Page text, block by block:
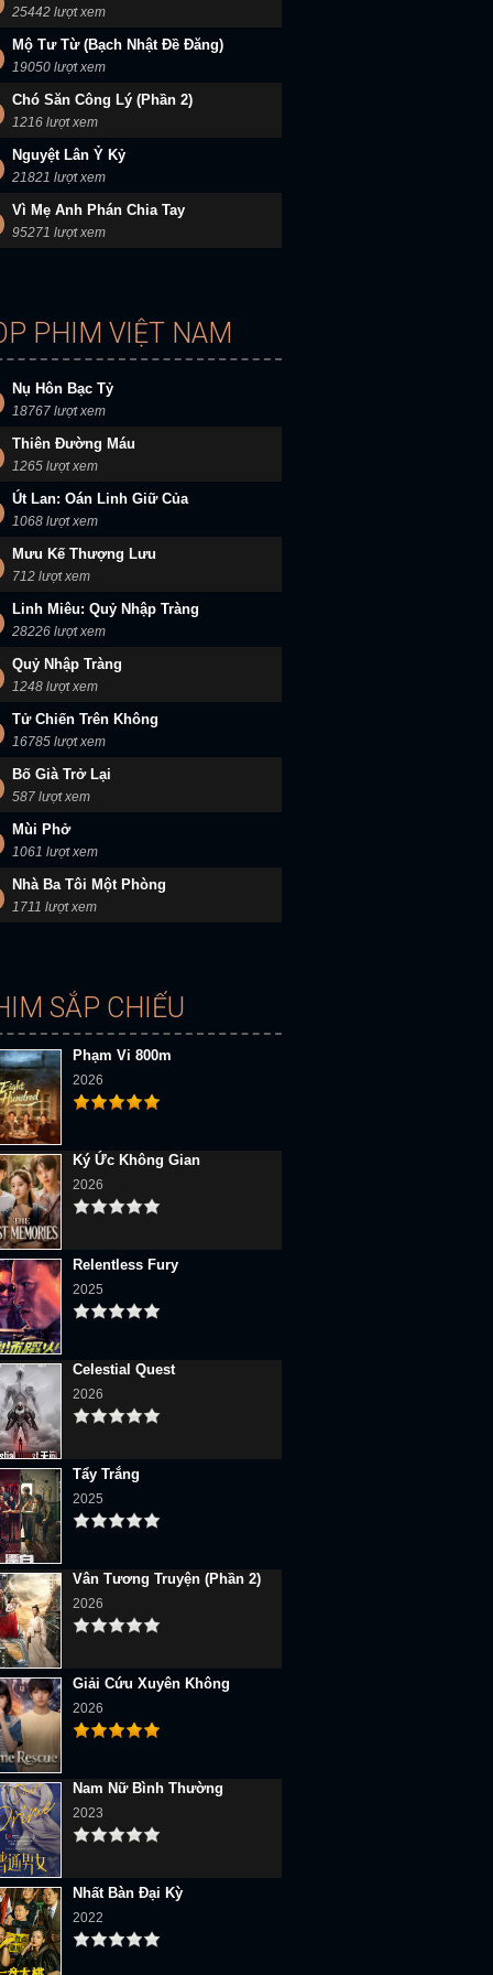
25442 lượt xem
Mộ Tư Từ (Bạch Nhật Đề Đăng)
19050 lượt xem
Chó Săn Công Lý (Phần 2)
1216 lượt xem
Nguyệt Lân Ỷ Kỷ
21821 lượt xem
Vì Mẹ Anh Phán Chia Tay
95271 lượt xem
PHIM VIỆT NAM
Nụ Hôn Bạc Tỷ
18767 lượt xem
Thiên Đường Máu
1265 lượt xem
Út Lan: Oán Linh Giữ Của
1068 lượt xem
Mưu Kế Thượng Lưu
712 lượt xem
Linh Miêu: Quỷ Nhập Tràng
28226 lượt xem
Quỷ Nhập Tràng
1248 lượt xem
Tử Chiến Trên Không
16785 lượt xem
Bố Già Trở Lại
587 lượt xem
Mùi Phở
1061 lượt xem
Nhà Ba Tôi Một Phòng
1711 lượt xem
SẮP CHIẾU
Phạm Vi 800m
2026
Ký Ức Không Gian
2026
Relentless Fury
2025
Celestial Quest
2026
Tẩy Trắng
2025
Vân Tương Truyện (Phần 2)
2026
Giải Cứu Xuyên Không
2026
Nam Nữ Bình Thường
2023
Nhất Bàn Đại Kỳ
2022